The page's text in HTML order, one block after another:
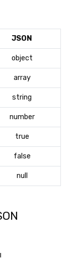
JSON
object
array
string
number
true
false
null